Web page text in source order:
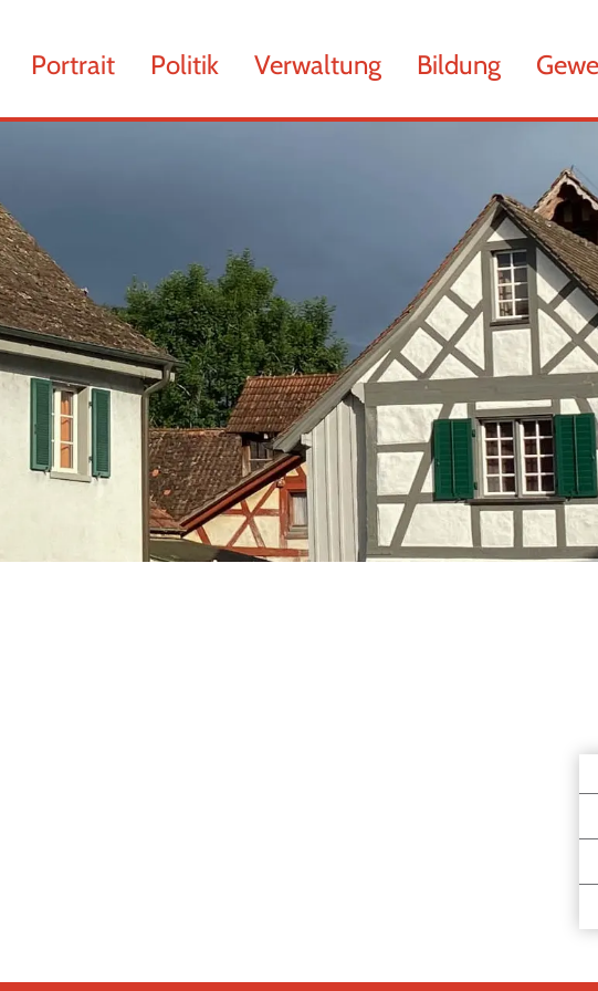
Portrait Politik Verwaltung Bildung